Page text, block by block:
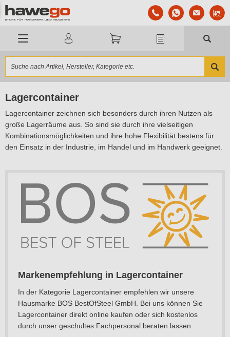
Lagercontainer
Lagercontainer zeichnen sich besonders durch ihren Nutzen als
große Lagerräume aus. So sind sie durch ihre vielseitigen
Kombinationsmöglichkeiten und ihre hohe Flexibilität bestens für
den Einsatz in der Industrie, im Handel und im Handwerk geeignet.
Markenempfehlung in Lagercontainer
In der Kategorie Lagercontainer empfehlen wir unsere
Hausmarke BOS BestOfSteel GmbH. Bei uns können Sie
Lagercontainer direkt online kaufen oder sich kostenlos
durch unser geschultes Fachpersonal beraten lassen.